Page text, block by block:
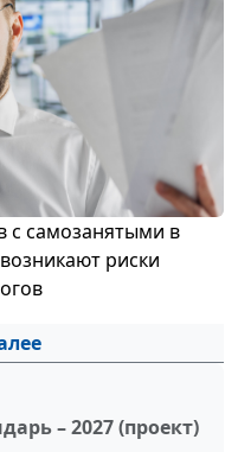
с самозанятыми в
риски
– 2027 (проект)